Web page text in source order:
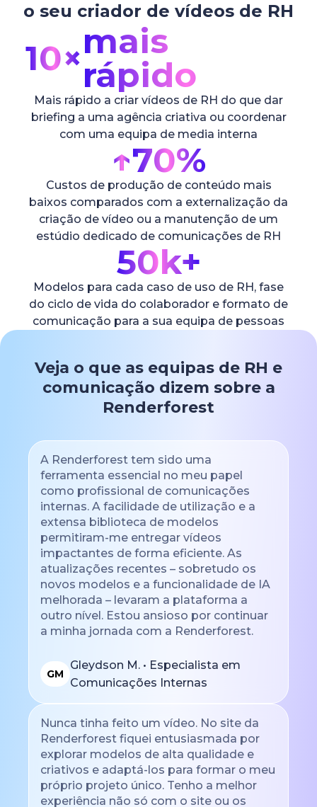
o seu criador de vídeos de RH
10×mais
rápido
Mais rápido a criar vídeos de RH do que dar
briefing a uma agência criativa ou coordenar
com uma equipa de media interna
↑70%
Custos de produção de conteúdo mais
baixos comparados com a externalização da
criação de vídeo ou a manutenção de um
estúdio dedicado de comunicações de RH
50k+
Modelos para cada caso de uso de RH, fase
do ciclo de vida do colaborador e formato de
comunicação para a sua equipa de pessoas
Veja o que as equipas de RH e
comunicação dizem sobre a
Renderforest
A Renderforest tem sido uma
ferramenta essencial no meu papel
como profissional de comunicações
internas. A facilidade de utilização e a
extensa biblioteca de modelos
permitiram-me entregar vídeos
impactantes de forma eficiente. As
atualizações recentes – sobretudo os
novos modelos e a funcionalidade de IA
melhorada – levaram a plataforma a
outro nível. Estou ansioso por continuar
a minha jornada com a Renderforest.
GM
Gleydson M. • Especialista em
Comunicações Internas
Nunca tinha feito um vídeo. No site da
Renderforest fiquei entusiasmada por
explorar modelos de alta qualidade e
criativos e adaptá-los para formar o meu
próprio projeto único. Tenho a melhor
experiência não só com o site ou os